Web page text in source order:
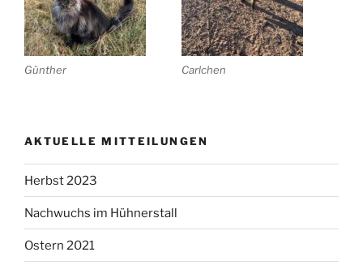
Günther Carlchen
AKTUELLE MITTEILUNGEN
Herbst 2023
Nachwuchs im Hühnerstall
Ostern 2021